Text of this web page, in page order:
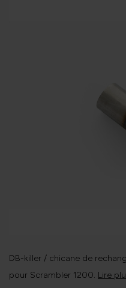
DB-killer / chicane de
pour Scrambler 1200. Lire